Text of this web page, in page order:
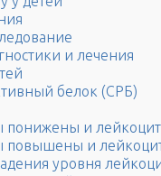
и лечения
белок (СРБ)
понижены и
повышены и
уровня